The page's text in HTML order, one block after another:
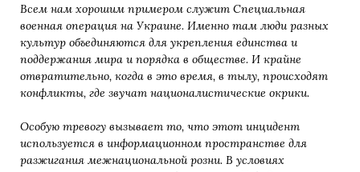
Всем нам хорошим примером служит Специальная
военная операция на Украине. Именно там люди разных
культур объединяются для укрепления единства и
поддержания мира и порядка в обществе. И крайне
отвратительно, когда в это время, в тылу, происходят
конфликты, где звучат националистические окрики.
Особую тревогу вызывает то, что этот инцидент
используется в информационном пространстве для
разжигания межнациональной розни. В условиях